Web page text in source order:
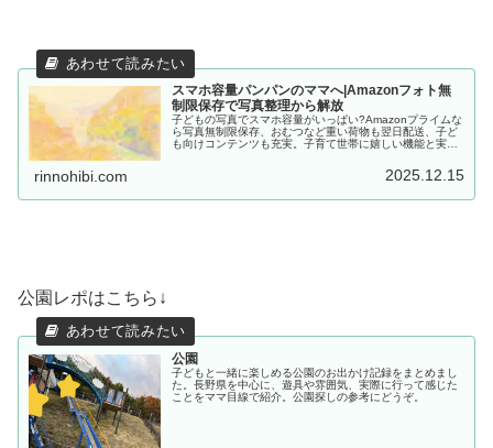
スマホ容量パンパンのママへ|Amazonフォト無
制限保存で写真整理から解放
子どもの写真でスマホ容量がいっぱい?Amazonプライムな
ら写真無制限保存、おむつなど重い荷物も翌日配送、子ど
も向けコンテンツも充実。子育て世帯に嬉しい機能と実際
rinnohibi.com 2025.12.15
公園レポはこちら↓
公園
子どもと一緒に楽しめる公園のお出かけ記録をまとめまし
た。長野県を中心に、遊具や雰囲気、実際に行って感じた
ことをママ目線で紹介。公園探しの参考にどうぞ。